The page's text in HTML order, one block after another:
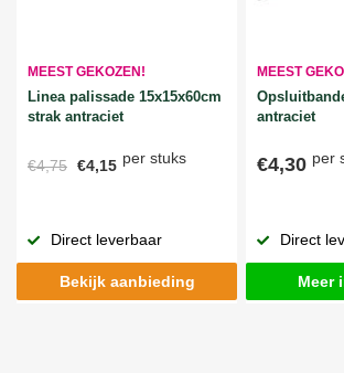
MEEST GEKOZEN!
Linea palissade 15x15x60cm
strak antraciet
€4,75 €4,15 per stuks
Direct leverbaar
Bekijk aanbieding
MEEST
antraciet
€4,30 per
Direct
Meer